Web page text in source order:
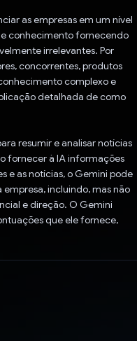
as empresas em um nível
conhecimento fornecendo
irrelevantes. Por
concorrentes, produtos
complexo e
detalhada de como
resumir e analisar notícias
fornecer à IA informações
e as notícias, o Gemini pode
incluindo, mas não
e direção. O Gemini
que ele fornece,